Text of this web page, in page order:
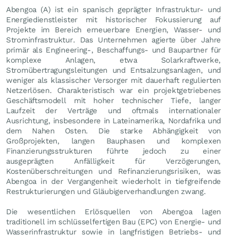
Abengoa (A) ist ein spanisch geprägter Infrastruktur- und
Energiedienstleister mit historischer Fokussierung auf
Projekte im Bereich erneuerbare Energien, Wasser- und
Strominfrastruktur. Das Unternehmen agierte über Jahre
primär als Engineering-, Beschaffungs- und Baupartner für
komplexe Anlagen, etwa Solarkraftwerke,
Stromübertragungsleitungen und Entsalzungsanlagen, und
weniger als klassischer Versorger mit dauerhaft regulierten
Netzerlösen. Charakteristisch war ein projektgetriebenes
Geschäftsmodell mit hoher technischer Tiefe, langer
Laufzeit der Verträge und oftmals internationaler
Ausrichtung, insbesondere in Lateinamerika, Nordafrika und
dem Nahen Osten. Die starke Abhängigkeit von
Großprojekten, langen Bauphasen und komplexen
Finanzierungsstrukturen führte jedoch zu einer
ausgeprägten Anfälligkeit für Verzögerungen,
Kostenüberschreitungen und Refinanzierungsrisiken, was
Abengoa in der Vergangenheit wiederholt in tiefgreifende
Restrukturierungen und Gläubigerverhandlungen zwang.
Die wesentlichen Erlösquellen von Abengoa lagen
traditionell im schlüsselfertigen Bau (EPC) von Energie- und
Wasserinfrastruktur sowie in langfristigen Betriebs- und